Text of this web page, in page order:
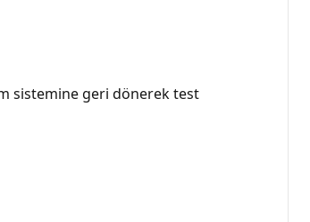
sistemine geri dönerek test